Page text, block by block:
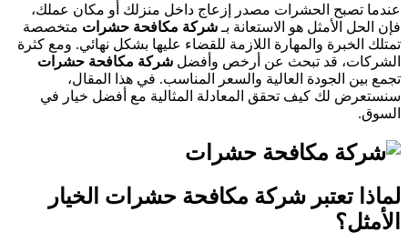
عندما تصبح الحشرات مصدر إزعاج داخل منزلك أو مكان عملك،
فإن الحل الأمثل هو الاستعانة بـ شركة مكافحة حشرات متخصصة
تمتلك الخبرة والمهارة اللازمة للقضاء عليها بشكل نهائي. ومع كثرة
الشركات، قد تبحث عن أرخص وأفضل شركة مكافحة حشرات
تجمع بين الجودة العالية والسعر المناسب. في هذا المقال،
سنستعرض لك كيف تحقق المعادلة المثالية مع أفضل خيار في
السوق.
لماذا تعتبر شركة مكافحة حشرات الخيار
الأمثل؟